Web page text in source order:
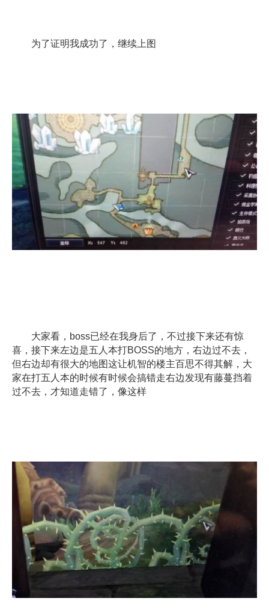
为了证明我成功了，继续上图
大家看，boss已经在我身后了，不过接下来还有惊
喜，接下来左边是五人本打BOSS的地方，右边过不去，
但右边却有很大的地图这让机智的楼主百思不得其解，大
家在打五人本的时候有时候会搞错走右边发现有藤蔓挡着
过不去，才知道走错了，像这样